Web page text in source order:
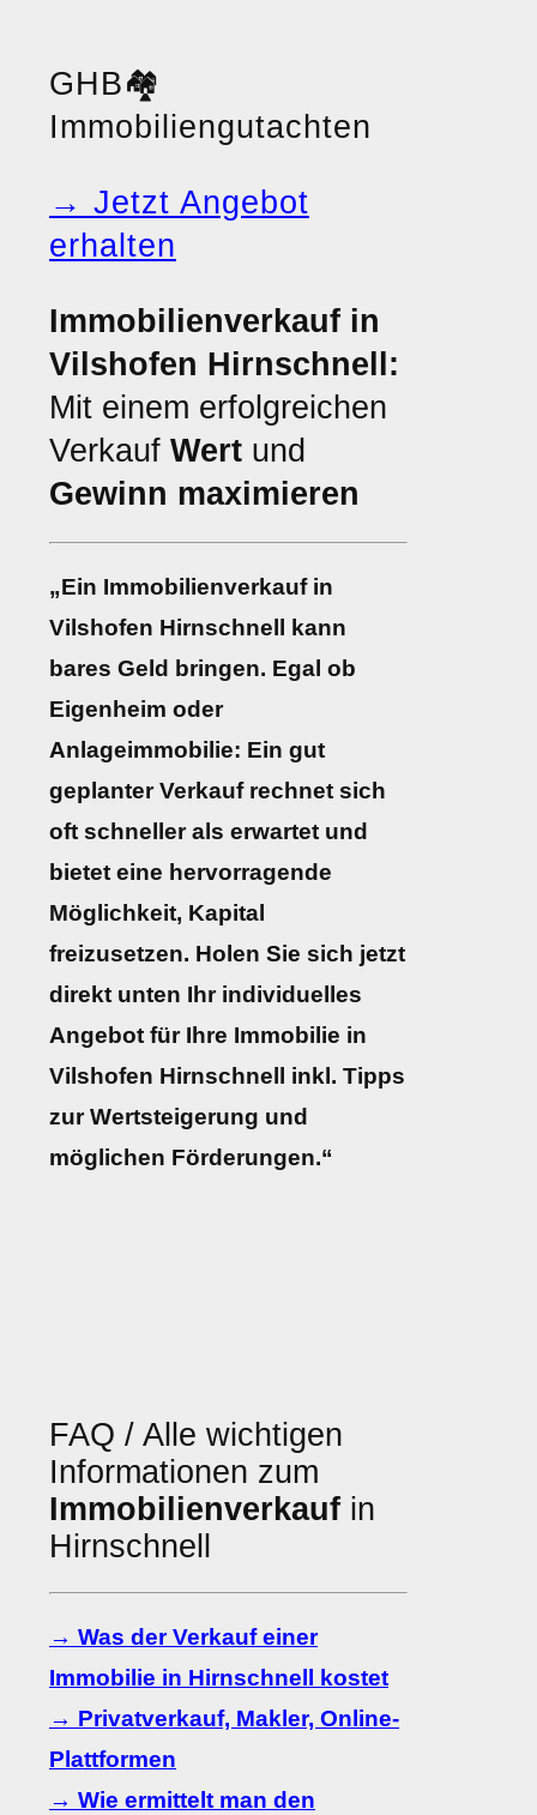
GHB🏘️
Immobiliengutachten
→ Jetzt Angebot
erhalten
Immobilienverkauf in
Vilshofen Hirnschnell:
Mit einem erfolgreichen
Verkauf Wert und
Gewinn maximieren
„Ein Immobilienverkauf in
Vilshofen Hirnschnell kann
bares Geld bringen. Egal ob
Eigenheim oder
Anlageimmobilie: Ein gut
geplanter Verkauf rechnet sich
oft schneller als erwartet und
bietet eine hervorragende
Möglichkeit, Kapital
freizusetzen. Holen Sie sich jetzt
direkt unten Ihr individuelles
Angebot für Ihre Immobilie in
Vilshofen Hirnschnell inkl. Tipps
zur Wertsteigerung und
möglichen Förderungen.“
FAQ / Alle wichtigen
Informationen zum
Immobilienverkauf in
Hirnschnell
→ Was der Verkauf einer
Immobilie in Hirnschnell kostet
→ Privatverkauf, Makler, Online-
Plattformen
→ Wie ermittelt man den